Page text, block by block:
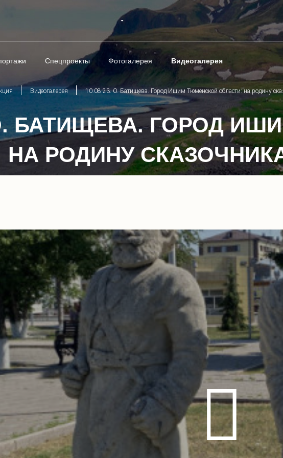
Спецпроекты Фотогалерея Видеогалерея
Видеогалерея 10.08.23. О. Батищева. Город Ишим Тюменской области: на родину
О. БАТИЩЕВА. ГОРОД
НА РОДИНУ